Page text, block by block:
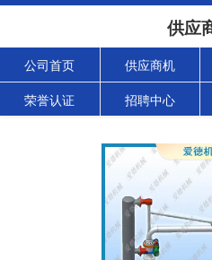
供应
公司首页 供应商机
荣誉认证 招聘中心